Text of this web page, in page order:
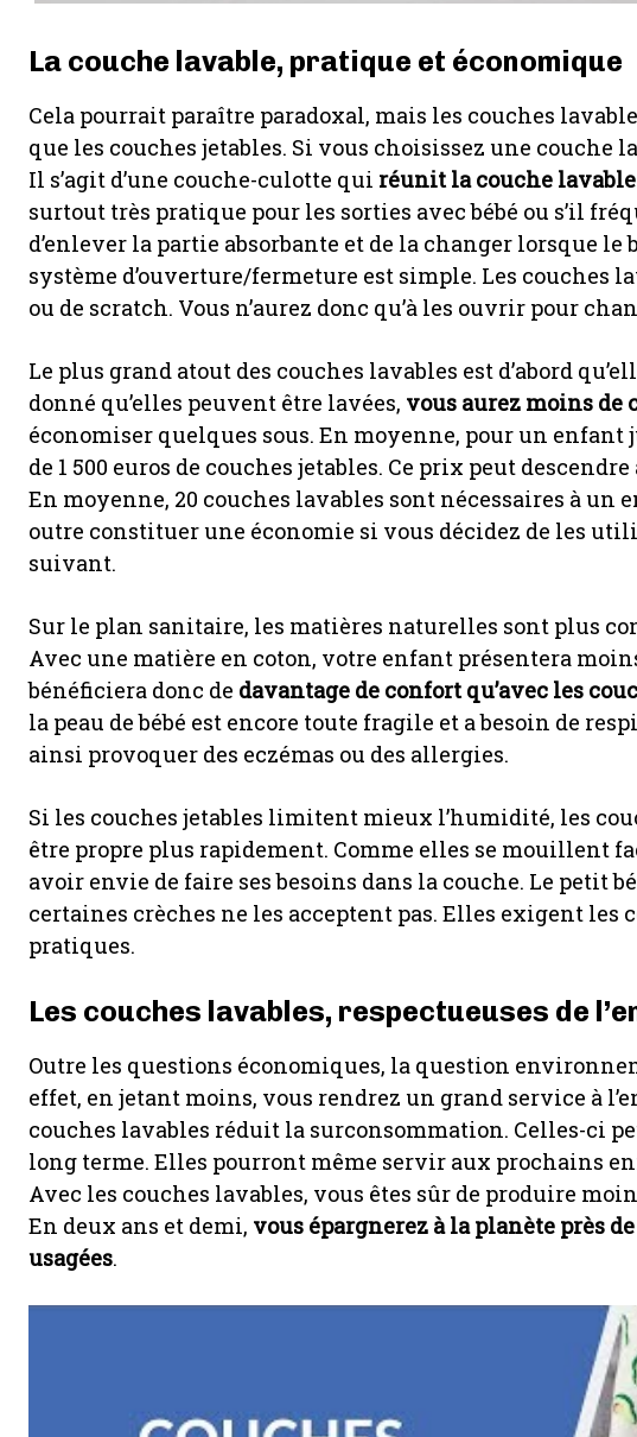
La couche lavable, pratique et économique
Cela pourrait paraître paradoxal, mais les couches
que les couches jetables. Si vous choisissez une couche
Il s’agit d’une couche-culotte qui réunit la couche
surtout très pratique pour les sorties avec bébé ou s’il
d’enlever la partie absorbante et de la changer lorsque le
système d’ouverture/fermeture est simple. Les couches
ou de scratch. Vous n’aurez donc qu’à les ouvrir pour
Le plus grand atout des couches lavables est d’abord
donné qu’elles peuvent être lavées, vous aurez moins de
économiser quelques sous. En moyenne, pour un enfant
de 1 500 euros de couches jetables. Ce prix peut
En moyenne, 20 couches lavables sont nécessaires à
outre constituer une économie si vous décidez de les
suivant.
Sur le plan sanitaire, les matières naturelles sont plus
Avec une matière en coton, votre enfant présentera
bénéficiera donc de davantage de confort qu’avec les
la peau de bébé est encore toute fragile et a besoin de
ainsi provoquer des eczémas ou des allergies.
Si les couches jetables limitent mieux l’humidité, les
être propre plus rapidement. Comme elles se mouillent
avoir envie de faire ses besoins dans la couche. Le petit
certaines crèches ne les acceptent pas. Elles exigent les
pratiques.
Les couches lavables, respectueuses de
Outre les questions économiques, la question
effet, en jetant moins, vous rendrez un grand service à
couches lavables réduit la surconsommation. Celles-ci
long terme. Elles pourront même servir aux prochains
Avec les couches lavables, vous êtes sûr de produire
En deux ans et demi, vous épargnerez à la planète près
usagées.